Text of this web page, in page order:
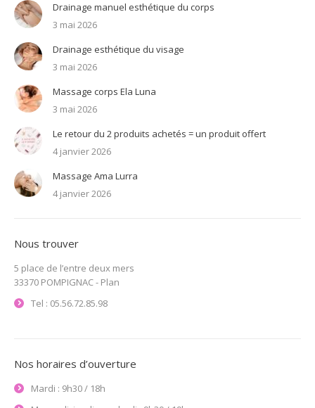
Drainage manuel esthétique du corps
3 mai 2026
Drainage esthétique du visage
3 mai 2026
Massage corps Ela Luna
3 mai 2026
Le retour du 2 produits achetés = un produit offert
4 janvier 2026
Massage Ama Lurra
4 janvier 2026
Nous trouver
5 place de l’entre deux mers
33370 POMPIGNAC - Plan
Tel : 05.56.72.85.98
Nos horaires d’ouverture
Mardi : 9h30 / 18h